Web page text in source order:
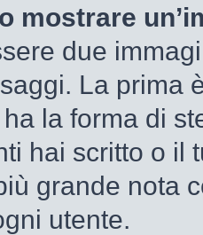
mostrare
due
La prima
la forma di
hai scritto o il
grande nota
utente.